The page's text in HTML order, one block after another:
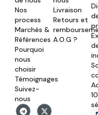
Nos
process
Marchés &
Références
Pourquoi
nous
choisir
Témoignages
Suivez-
nous
Livraison
Retours et
A.O.G ?